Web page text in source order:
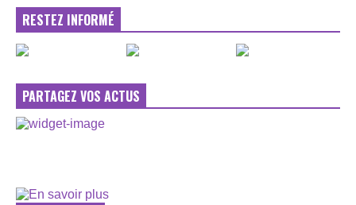
RESTEZ INFORMÉ
PARTAGEZ VOS ACTUS